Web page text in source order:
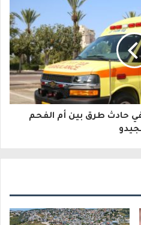
في حادث طرق بين أم الفحم